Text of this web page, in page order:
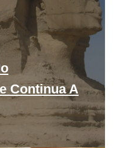
Continua A